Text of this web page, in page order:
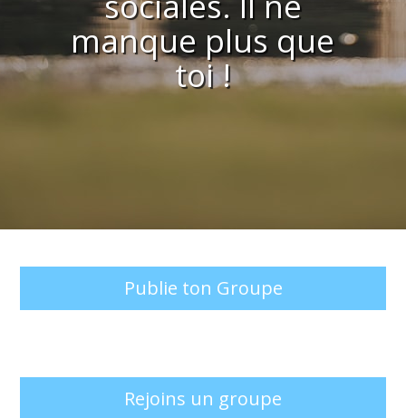
manque plus que
toi !
Publie ton Groupe
Rejoins un groupe